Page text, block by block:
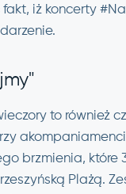
iż koncerty
to również
brzmienia, które
Plażą.